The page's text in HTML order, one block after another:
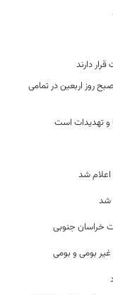
خانوادگی زیارت اربعین حسینی(ع) در ساعت 10 صبح روز اربعین در تمامی
و تهدیدات است
اعلام شد
خراسان جنوبی
بومی و بومی